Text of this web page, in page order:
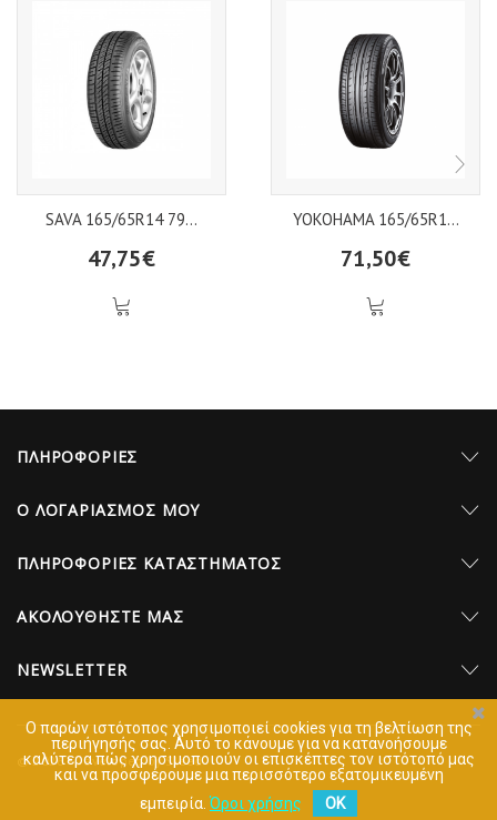
SAVA 165/65R14 79...
47,75€
YOKOHAMA 165/65R1...
71,50€
ΠΛΗΡΟΦΟΡΊΕΣ
Ο ΛΟΓΑΡΙΑΣΜΌΣ ΜΟΥ
ΠΛΗΡΟΦΟΡΊΕΣ ΚΑΤΑΣΤΉΜΑΤΟΣ
AΚΟΛΟΥΘΉΣΤΕ ΜΑΣ
NEWSLETTER
© 2026 - Developed by Sleed
Ο παρών ιστότοπος χρησιμοποιεί cookies για τη βελτίωση της
περιήγησής σας. Aυτό το κάνουμε για να κατανοήσουμε
καλύτερα πώς χρησιμοποιούν οι επισκέπτες τον ιστότοπό μας
και να προσφέρουμε μια περισσότερο εξατομικευμένη
εμπειρία.Όροι χρήσης OK